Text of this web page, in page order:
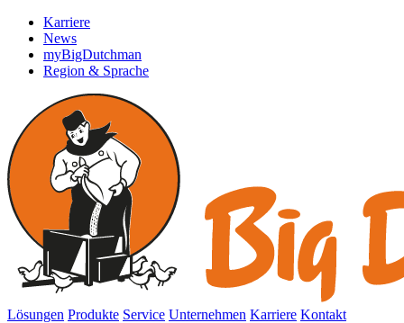
Karriere
News
myBigDutchman
Region & Sprache
Lösungen Produkte Service Unternehmen Karriere Kontakt